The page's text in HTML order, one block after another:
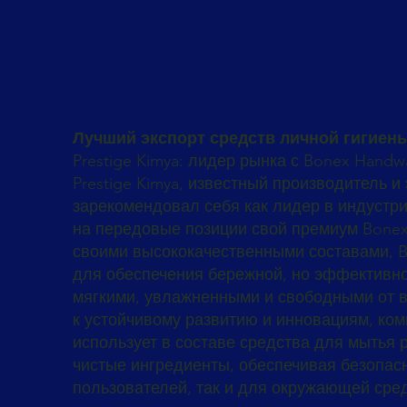
Лучший экспорт средств личной
Prestige Kimya: лидер рынка с Bonex
Prestige Kimya, известный производитель и
зарекомендовал себя как лидер в
на передовые позиции свой премиум
своими высококачественными составами,
для обеспечения бережной, но
мягкими, увлажненными и свободными от
к устойчивому развитию и инновациям,
использует в составе средства для мытья
чистые ингредиенты, обеспечивая
пользователей, так и для окружающей